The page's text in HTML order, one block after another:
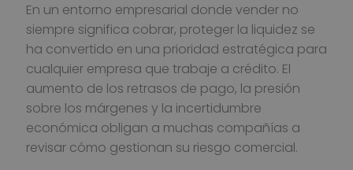
En un entorno empresarial donde vender no
siempre significa cobrar, proteger la liquidez se
ha convertido en una prioridad estratégica para
cualquier empresa que trabaje a crédito. El
aumento de los retrasos de pago, la presión
sobre los márgenes y la incertidumbre
económica obligan a muchas compañías a
revisar cómo gestionan su riesgo comercial.